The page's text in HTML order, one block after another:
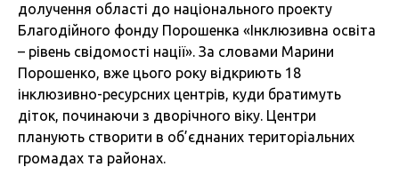
долучення області до національного проекту
Благодійного фонду Порошенка «Інклюзивна освіта
– рівень свідомості нації». За словами Марини
Порошенко, вже цього року відкриють 18
інклюзивно-ресурсних центрів, куди братимуть
діток, починаючи з дворічного віку. Центри
планують створити в об’єднаних територіальних
громадах та районах.